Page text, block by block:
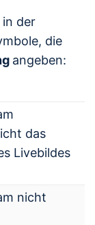
in der
die
angeben:
das
Livebildes
nicht